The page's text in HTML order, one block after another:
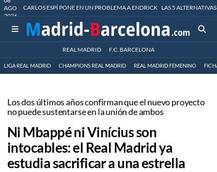
AGO
2026
CARLOS ESPÍ PONE EN UN PROBLEMA A ENDRICK LAS 5
REAL MADRID F.C. BARCELONA
LIGA REAL MADRID CHAMPIONS REAL MADRID REAL MADRID FEMENINO
Los dos últimos años confirman que el nuevo proyecto
no puede sustentarse en la unión de ambos
Ni Mbappé ni Vinícius son
intocables: el Real Madrid ya
estudia sacrificar a una estrella